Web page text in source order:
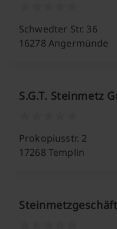
Schwedter Str. 36
16278 Angermünde
S.G.T. Steinmetz
Prokopiusstr. 2
17268 Templin